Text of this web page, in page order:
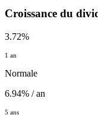
Croissance du
3.72%
1 an
Normale
6.94% / an
5 ans